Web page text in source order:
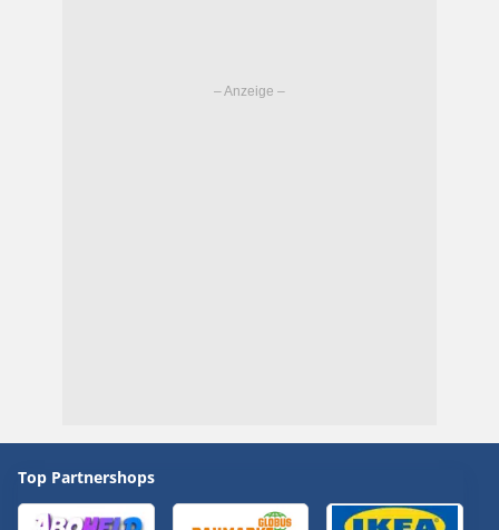
Top Partnershops